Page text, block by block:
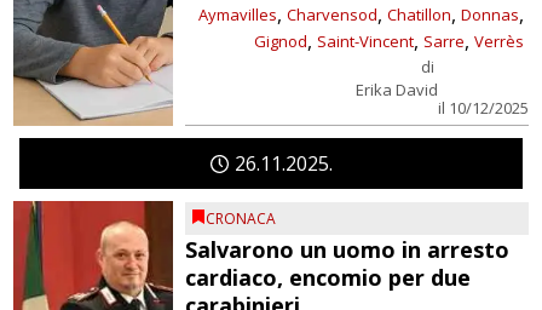
Aymavilles, Charvensod, Chatillon, Donnas,
Gignod, Saint-Vincent, Sarre, Verrès
di
Erika David
il 10/12/2025
26 11 2025
CRONACA
Salvarono un uomo in arresto
cardiaco, encomio per due